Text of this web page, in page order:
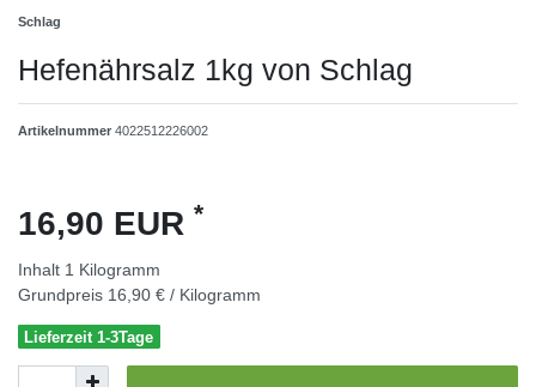
Schlag
Hefenährsalz 1kg von Schlag
Artikelnummer 4022512226002
16,90 EUR *
Inhalt 1 Kilogramm
Grundpreis 16,90 € / Kilogramm
Lieferzeit 1-3Tage